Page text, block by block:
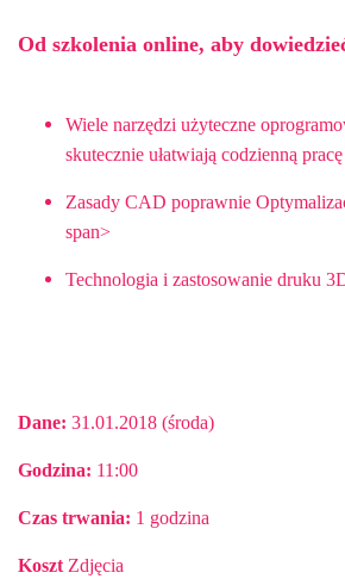
Od szkolenia online, aby
Wiele narzędzi użyteczne
skutecznie ułatwiają codzienną
Zasady CAD poprawnie
span>
Technologia i zastosowanie druku
Dane: 31.01.2018 (środa)
Godzina: 11:00
Czas trwania: 1 godzina
Koszt Zdjęcia